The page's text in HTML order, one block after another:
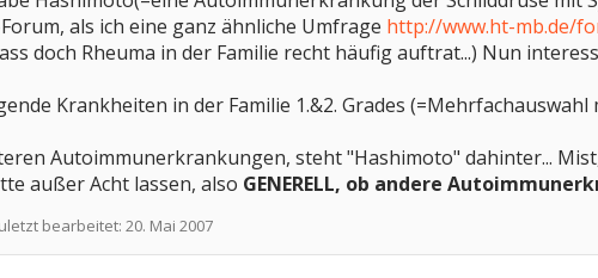
als ich eine ganz ähnliche Umfrage http://www.ht-mb.de/
doch Rheuma in der Familie recht häufig auftrat...) Nun
Krankheiten in der Familie 1.&2. Grades (=Mehrfachauswahl
Autoimmunerkrankungen, steht "Hashimoto" dahinter...
außer Acht lassen, also GENERELL, ob andere
bearbeitet: 20. Mai 2007